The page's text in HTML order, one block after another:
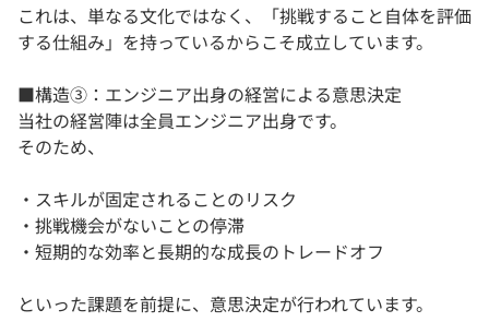
これは、単なる文化ではなく、「挑戦すること自体を評価
する仕組み」を持っているからこそ成立しています。
■構造③：エンジニア出身の経営による意思決定
当社の経営陣は全員エンジニア出身です。
そのため、
・スキルが固定されることのリスク
・挑戦機会がないことの停滞
・短期的な効率と長期的な成長のトレードオフ
といった課題を前提に、意思決定が行われています。